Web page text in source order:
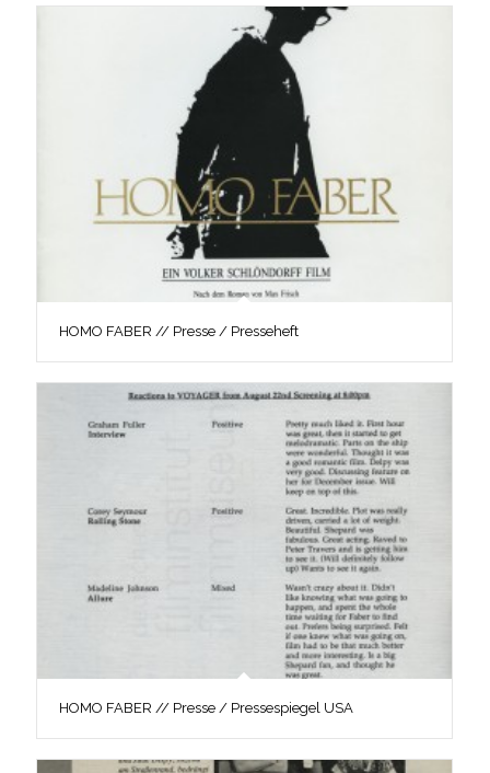
HOMO FABER // Presse / Presseheft
HOMO FABER // Presse / Pressespiegel USA